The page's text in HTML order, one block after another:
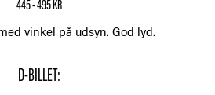
445 - 495 KR
vinkel på udsyn. God lyd.
D-BILLET: